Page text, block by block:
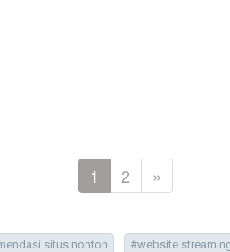
1 2 »
situs nonton #website